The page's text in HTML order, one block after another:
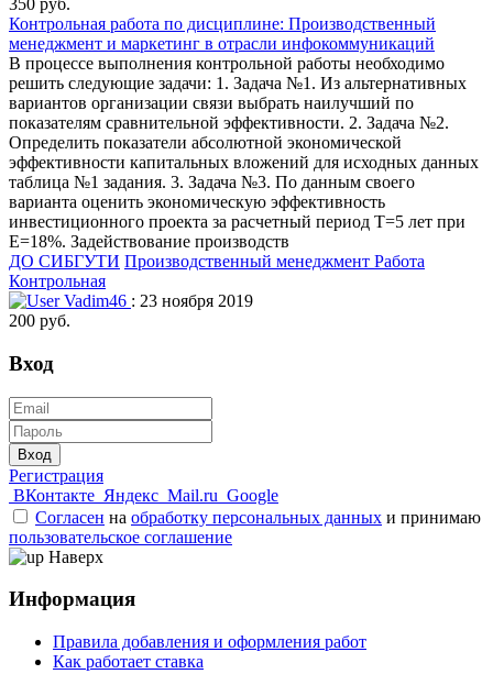
350 руб.
Контрольная работа по дисциплине: Производственный
менеджмент и маркетинг в отрасли инфокоммуникаций
В процессе выполнения контрольной работы необходимо
решить следующие задачи: 1. Задача №1. Из альтернативных
вариантов организации связи выбрать наилучший по
показателям сравнительной эффективности. 2. Задача №2.
Определить показатели абсолютной экономической
эффективности капитальных вложений для исходных данных
таблица №1 задания. 3. Задача №3. По данным своего
варианта оценить экономическую эффективность
инвестиционного проекта за расчетный период Т=5 лет при
Е=18%. Задействование производств
ДО СИБГУТИ Производственный менеджмент Работа
Контрольная
Vadim46 : 23 ноября 2019
200 руб.
Вход
Вход
Регистрация
ВКонтакте Яндекс Mail.ru Google
Согласен на обработку персональных данных и принимаю
пользовательское соглашение
Наверх
Информация
Правила добавления и оформления работ
Как работает ставка